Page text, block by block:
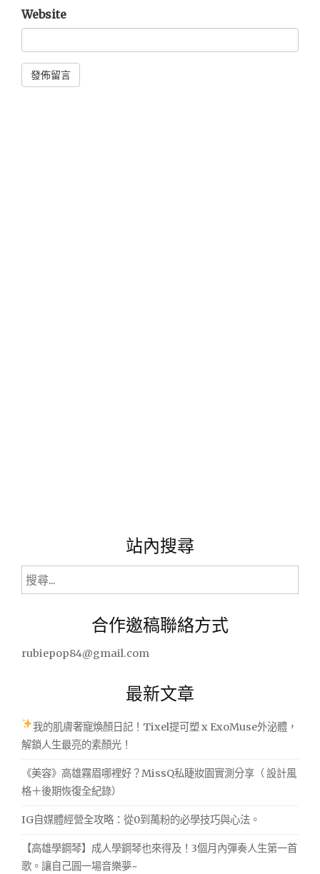
Website
站內搜尋
搜
尋
合作邀稿聯絡方式
rubiepop84@gmail.com
最新文章
我的肌膚奢寵煥顏日記！Tixel提可塑 x ExoMuse外泌體，
解鎖人生最亮的素顏光！
《美容》高雄霧眉哪裡好？MissQ私睫妝園實測分享（ 設計風
格＋後期恢復全紀錄）
IG自媒體經營全攻略：從0到萬粉的必學技巧與心法。
【高雄學鋼琴】成人學鋼琴也來得及！3個月內彈奏人生第一首
歌。讓自己圓一場音樂夢~